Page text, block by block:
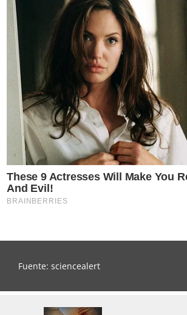
Fuente: sciencealert